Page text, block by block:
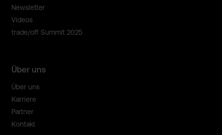
Newsletter
Videos
trade/off Summit 2025
Über uns
Über uns
Karriere
Partner
Kontakt